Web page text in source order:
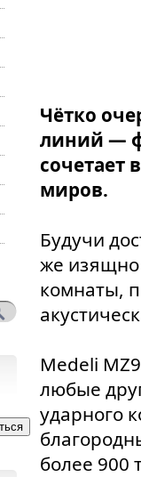
Чётко
линий —
сочетает
миров.
Будучи
же
комнаты,
Medeli
любые
ударного
более 900